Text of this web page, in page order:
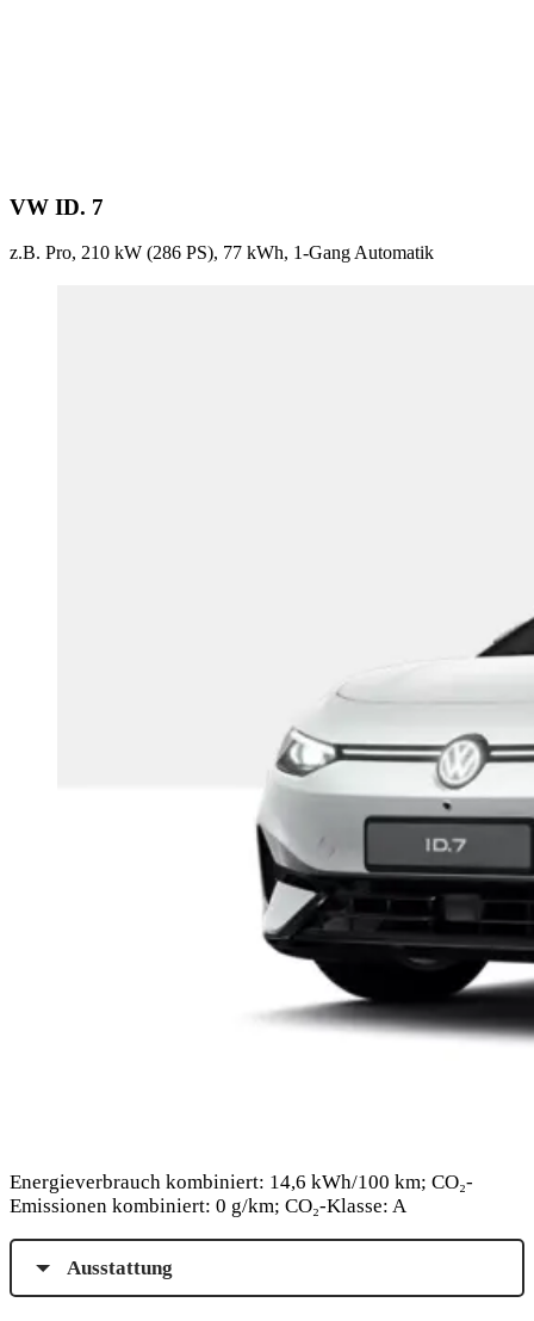
VW ID. 7
z.B. Pro, 210 kW (286 PS), 77 kWh, 1-Gang Automatik
Energieverbrauch kombiniert: 14,6 kWh/100 km; CO₂-
Emissionen kombiniert: 0 g/km; CO₂-Klasse: A
Ausstattung